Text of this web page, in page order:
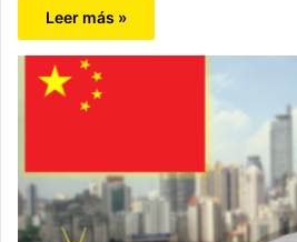
Leer más »